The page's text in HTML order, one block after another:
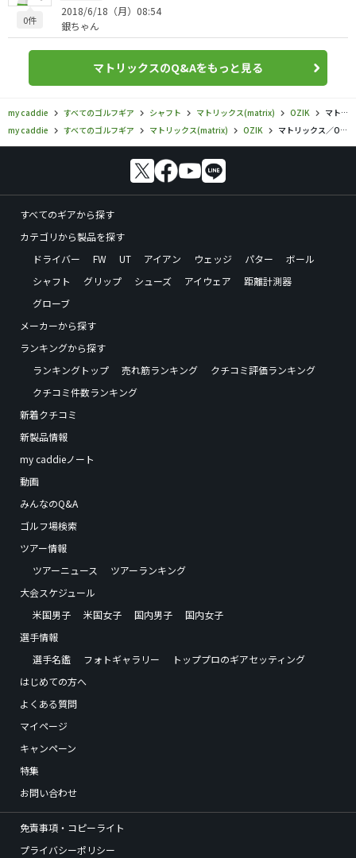
0件
2018/6/18（月）08:54
銀ちゃん
マトリックスのQ&Aをもっと見る
my caddie すべてのゴルフギア シャフト マトリックス(matrix) OZIK
マトリックス／OZIK／マトリックス OZIK HDシリーズの口コミ評価
my caddie
すべてのゴルフギア マトリックス(matrix) OZIK マトリックス／OZIK／マトリックス OZIK HDシリーズの口コミ評価
すべてのギアから探す
カテゴリから製品を探す
ドライバー
FW UT アイアン ウェッジ パター
ボール
シャフト
グリップ シューズ アイウェア
距離計測器
グローブ
メーカーから探す
ランキングから探す
ランキングトップ
売れ筋ランキング
クチコミ評価ランキング
クチコミ件数ランキング
新着クチコミ
新製品情報
my caddieノート
動画
みんなのQ&A
ゴルフ場検索
ツアー情報
ツアーニュース
ツアーランキング
大会スケジュール
米国男子
米国女子 国内男子
国内女子
選手情報
選手名鑑
フォトギャラリー
トッププロのギアセッティング
はじめての方へ
よくある質問
マイページ
キャンペーン
特集
お問い合わせ
免責事項・コピーライト
プライバシーポリシー